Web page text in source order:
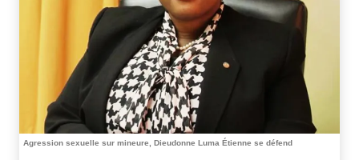
Agression sexuelle sur mineure, Dieudonne Luma Étienne se défend